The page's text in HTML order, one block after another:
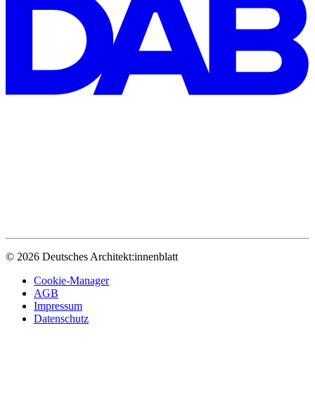
© 2026 Deutsches Architekt:innenblatt
Cookie-Manager
AGB
Impressum
Datenschutz